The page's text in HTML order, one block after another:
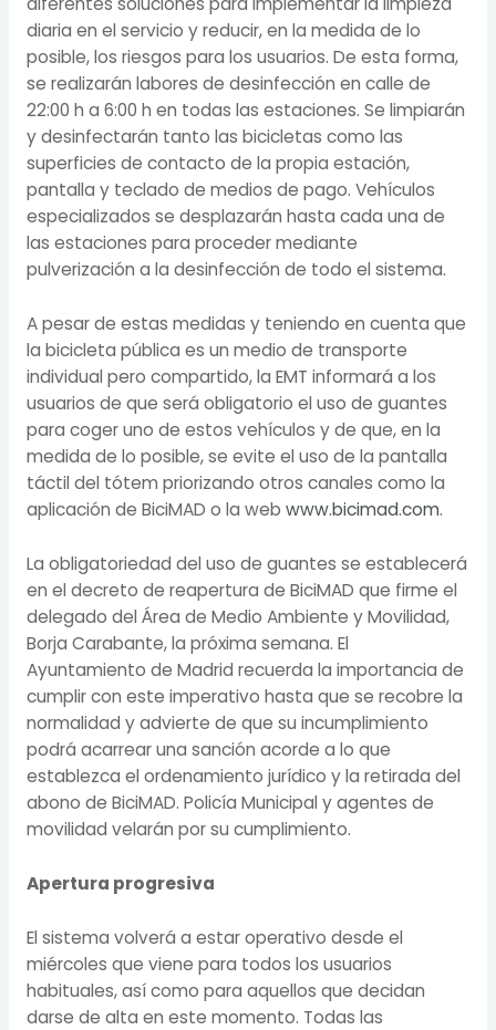
diaria en el servicio y reducir, en la medida de lo
posible, los riesgos para los usuarios. De esta forma,
se realizarán labores de desinfección en calle de
22:00 h a 6:00 h en todas las estaciones. Se limpiarán
y desinfectarán tanto las bicicletas como las
superficies de contacto de la propia estación,
pantalla y teclado de medios de pago. Vehículos
especializados se desplazarán hasta cada una de
las estaciones para proceder mediante
pulverización a la desinfección de todo el sistema.
A pesar de estas medidas y teniendo en cuenta que
la bicicleta pública es un medio de transporte
individual pero compartido, la EMT informará a los
usuarios de que será obligatorio el uso de guantes
para coger uno de estos vehículos y de que, en la
medida de lo posible, se evite el uso de la pantalla
táctil del tótem priorizando otros canales como la
aplicación de BiciMAD o la web www.bicimad.com.
La obligatoriedad del uso de guantes se establecerá
en el decreto de reapertura de BiciMAD que firme el
delegado del Área de Medio Ambiente y Movilidad,
Borja Carabante, la próxima semana. El
Ayuntamiento de Madrid recuerda la importancia de
cumplir con este imperativo hasta que se recobre la
normalidad y advierte de que su incumplimiento
podrá acarrear una sanción acorde a lo que
establezca el ordenamiento jurídico y la retirada del
abono de BiciMAD. Policía Municipal y agentes de
movilidad velarán por su cumplimiento.
Apertura progresiva
El sistema volverá a estar operativo desde el
miércoles que viene para todos los usuarios
habituales, así como para aquellos que decidan
darse de alta en este momento. Todas las